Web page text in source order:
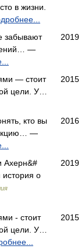
в жизни.
забывают
—
2019
— стоит
цели. У…
2015
кто вы
—
2016
Ахерн&#
о
2019
- стоит
цели. У…
2015